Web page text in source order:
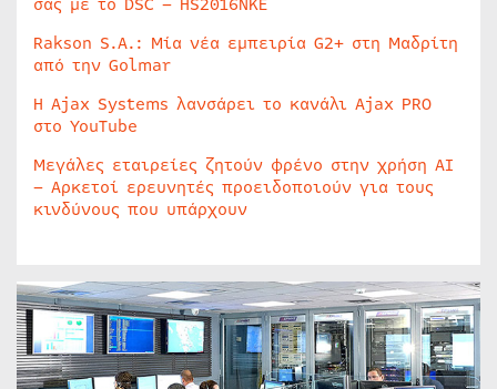
Rakson S.A.: Μία νέα εμπειρία G2+ στη Μαδρίτη
από την Golmar
Η Ajax Systems λανσάρει το κανάλι Ajax PRO
στο YouTube
Μεγάλες εταιρείες ζητούν φρένο στην χρήση AI
– Αρκετοί ερευνητές προειδοποιούν για τους
κινδύνους που υπάρχουν